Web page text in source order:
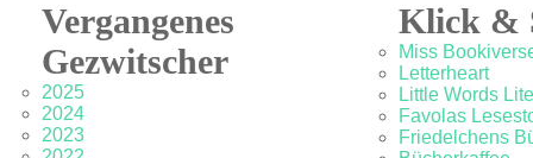
Vergangenes
Gezwitscher
2025
2024
2023
Klick &
Miss
Letterheart
Little Words
Favolas
Friedelchens